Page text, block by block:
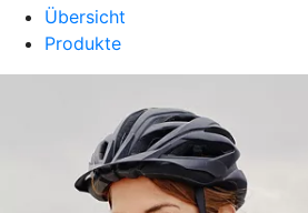
Übersicht
Produkte